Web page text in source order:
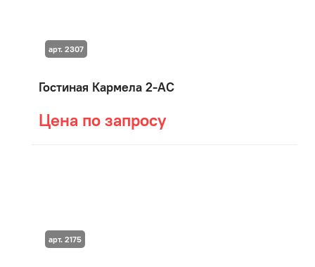
Гостиная Кармела 2-АС
Цена по запросу
арт. 2307
арт. 2175